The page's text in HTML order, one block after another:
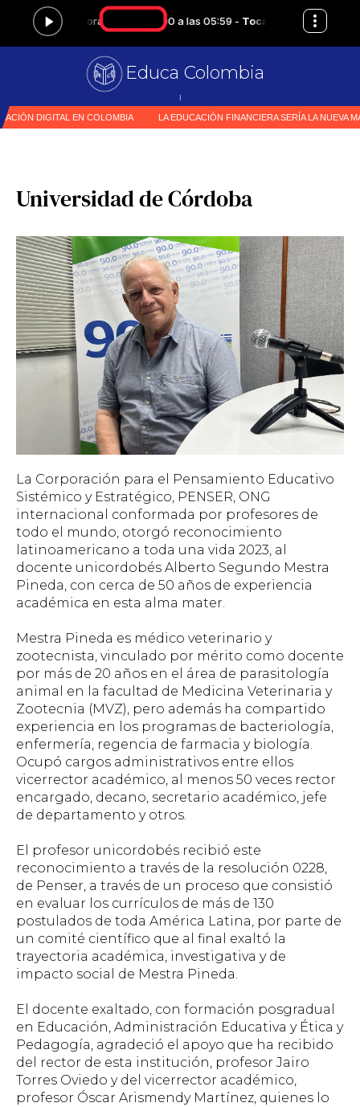
Educa Colombia
Primer
Universidad de Córdoba
La Corporación para el Pensamiento Educativo
Sistémico y Estratégico, PENSER, ONG
internacional conformada por profesores de
todo el mundo, otorgó reconocimiento
latinoamericano a toda una vida 2023, al
docente unicordobés Alberto Segundo Mestra
Pineda, con cerca de 50 años de experiencia
académica en esta alma mater.
Mestra Pineda es médico veterinario y
zootecnista, vinculado por mérito como docente
por más de 20 años en el área de parasitología
animal en la facultad de Medicina Veterinaria y
Zootecnia (MVZ), pero además ha compartido
experiencia en los programas de bacteriología,
enfermería, regencia de farmacia y biología.
Ocupó cargos administrativos entre ellos
vicerrector académico, al menos 50 veces rector
encargado, decano, secretario académico, jefe
de departamento y otros.
El profesor unicordobés recibió este
reconocimiento a través de la resolución 0228,
de Penser, a través de un proceso que consistió
en evaluar los currículos de más de 130
postulados de toda América Latina, por parte de
un comité científico que al final exaltó la
trayectoria académica, investigativa y de
impacto social de Mestra Pineda.
El docente exaltado, con formación posgradual
en Educación, Administración Educativa y Ética y
Pedagogía, agradeció el apoyo que ha recibido
del rector de esta institución, profesor Jairo
Torres Oviedo y del vicerrector académico,
profesor Óscar Arismendy Martínez, quienes lo